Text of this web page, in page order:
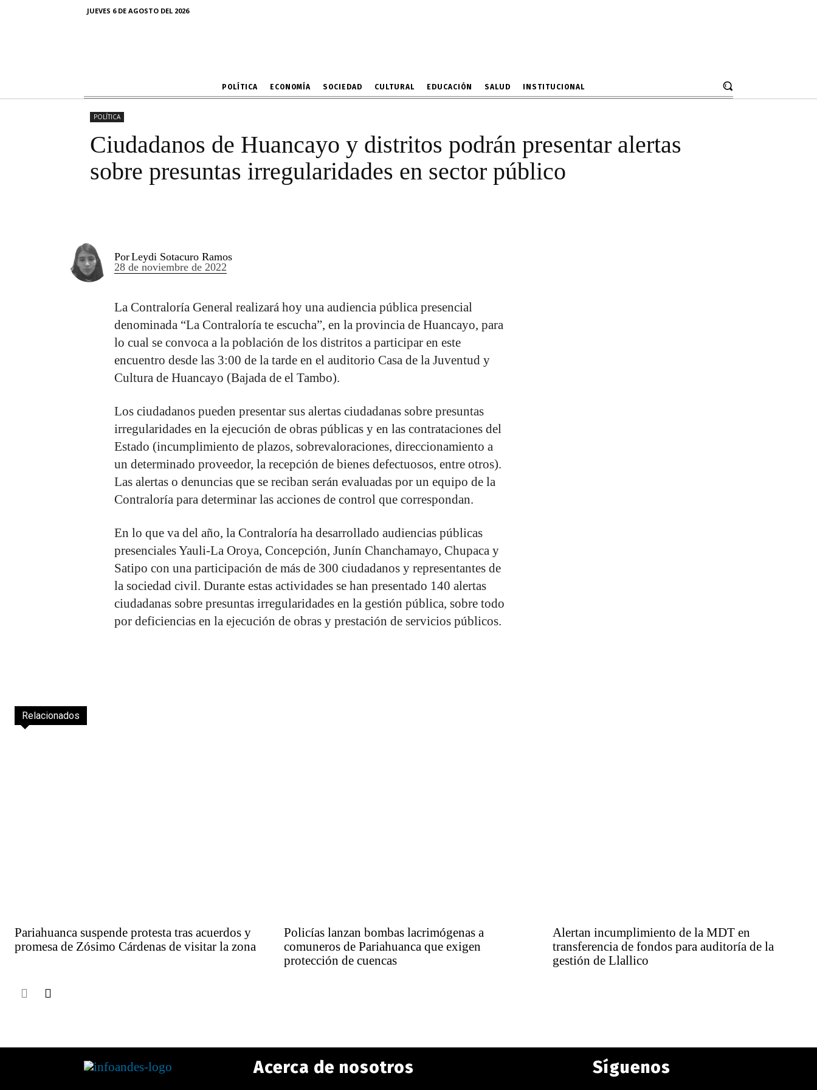
JUEVES 6 DE AGOSTO DEL 2026
POLÍTICA ECONOMÍA SOCIEDAD CULTURAL EDUCACIÓN SALUD INSTITUCIONAL
presentar alertas sobre presuntas irregularidades
POLÍTICA
Ciudadanos de Huancayo y distritos podrán presentar alertas
sobre presuntas irregularidades en sector público
PorLeydi Sotacuro Ramos
28 de noviembre de 2022
La Contraloría General realizará hoy una audiencia pública presencial
denominada “La Contraloría te escucha”, en la provincia de Huancayo, para
lo cual se convoca a la población de los distritos a participar en este
encuentro desde las 3:00 de la tarde en el auditorio Casa de la Juventud y
Cultura de Huancayo (Bajada de el Tambo).
Los ciudadanos pueden presentar sus alertas ciudadanas sobre presuntas
irregularidades en la ejecución de obras públicas y en las contrataciones del
Estado (incumplimiento de plazos, sobrevaloraciones, direccionamiento a
un determinado proveedor, la recepción de bienes defectuosos, entre otros).
Las alertas o denuncias que se reciban serán evaluadas por un equipo de la
Contraloría para determinar las acciones de control que correspondan.
En lo que va del año, la Contraloría ha desarrollado audiencias públicas
presenciales Yauli-La Oroya, Concepción, Junín Chanchamayo, Chupaca y
Satipo con una participación de más de 300 ciudadanos y representantes de
la sociedad civil. Durante estas actividades se han presentado 140 alertas
ciudadanas sobre presuntas irregularidades en la gestión pública, sobre todo
por deficiencias en la ejecución de obras y prestación de servicios públicos.
Relacionados
Pariahuanca suspende protesta tras acuerdos y
promesa de Zósimo Cárdenas de visitar la zona
Policías lanzan bombas lacrimógenas a
comuneros de Pariahuanca que exigen
protección de cuencas
Alertan incumplimiento de la MDT en
transferencia de fondos para auditoría de la
gestión de Llallico
Acerca de nosotros Síguenos